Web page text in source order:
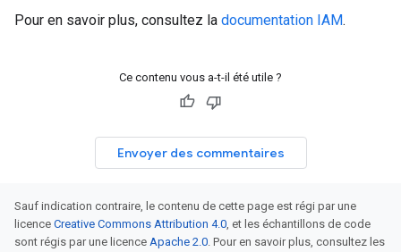
Pour en savoir plus, consultez la documentation IAM.
Ce contenu vous a-t-il été utile ?
Envoyer des commentaires
Sauf indication contraire, le contenu de cette page est régi par une
licence Creative Commons Attribution 4.0, et les échantillons de code
sont régis par une licence Apache 2.0. Pour en savoir plus, consultez les